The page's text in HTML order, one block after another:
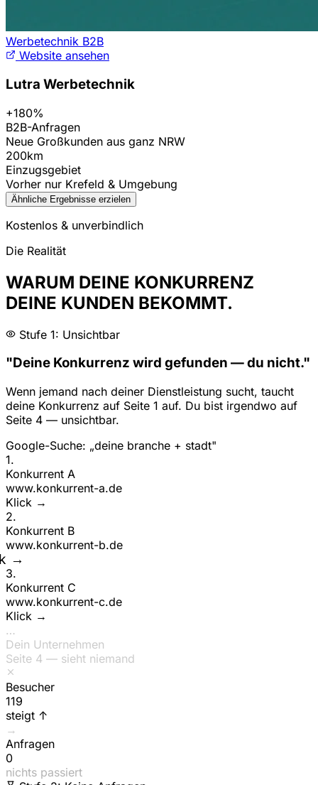
Werbetechnik B2B
Website ansehen
Lutra Werbetechnik
+180%
B2B-Anfragen
Neue Großkunden aus ganz NRW
200km
Einzugsgebiet
Vorher nur Krefeld & Umgebung
Ähnliche Ergebnisse erzielen
Kostenlos & unverbindlich
Die Realität
WARUM DEINE KONKURRENZ
DEINE KUNDEN BEKOMMT.
Stufe 1: Unsichtbar
"Deine Konkurrenz wird gefunden — du nicht."
Wenn jemand nach deiner Dienstleistung sucht, taucht
deine Konkurrenz auf Seite 1 auf. Du bist irgendwo auf
Seite 4 — unsichtbar.
Google-Suche: „deine branche + stadt"
1.
Konkurrent A
www.konkurrent-a.de
→
2.
Konkurrent B
www.konkurrent-b.de
Klick →
3.
Konkurrent C
www.konkurrent-c.de
→
…
Dein Unternehmen
Seite 4 — sieht niemand
Besucher
149
steigt ↑
→
Anfragen
0
nichts passiert